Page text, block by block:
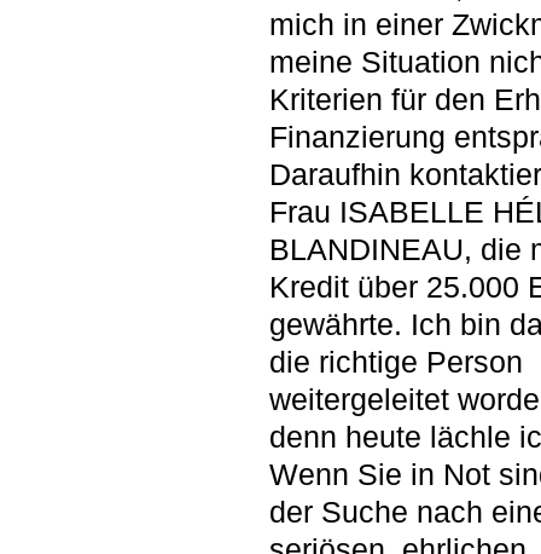
mich in einer
meine Situation
Kriterien für den
Finanzierung
Daraufhin
Frau ISABELLE
BLANDINEAU, die
Kredit über 25.000
gewährte. Ich bin
die richtige Person
weitergeleitet
denn heute lächle
Wenn Sie in Not
der Suche nach